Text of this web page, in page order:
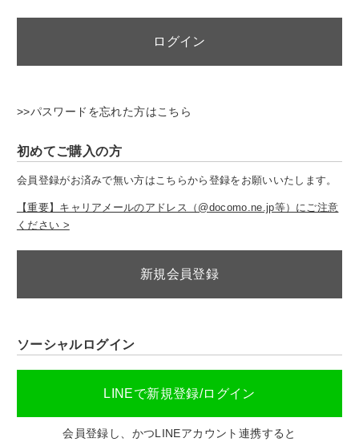
初めてご購入の方
会員登録がお済みで無い方はこちらから登録をお願いいたします。
【重要】キャリアメールのアドレス（@docomo.ne.jp等）にご注意
ください >
新規会員登録
ソーシャルログイン
LINEで新規登録/ログイン
会員登録し、かつLINEアカウント連携すると
ログイン
>>パスワードを忘れた方はこちら